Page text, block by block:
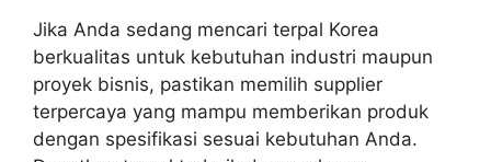
Jika Anda sedang mencari terpal Korea
berkualitas untuk kebutuhan industri maupun
proyek bisnis, pastikan memilih supplier
terpercaya yang mampu memberikan produk
dengan spesifikasi sesuai kebutuhan Anda.